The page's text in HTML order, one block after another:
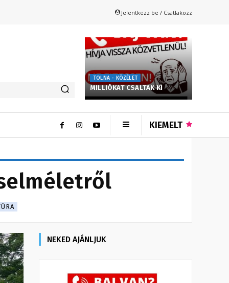
Jelentkezz be / Csatlakozz
TOLNA - KÖZÉLET
MILLIÓKAT CSALTAK KI
KIEMELT
NEKED AJÁNLJUK